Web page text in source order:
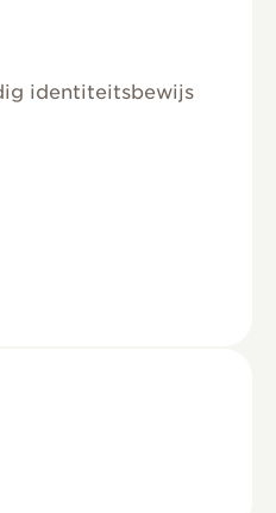
identiteitsbewijs